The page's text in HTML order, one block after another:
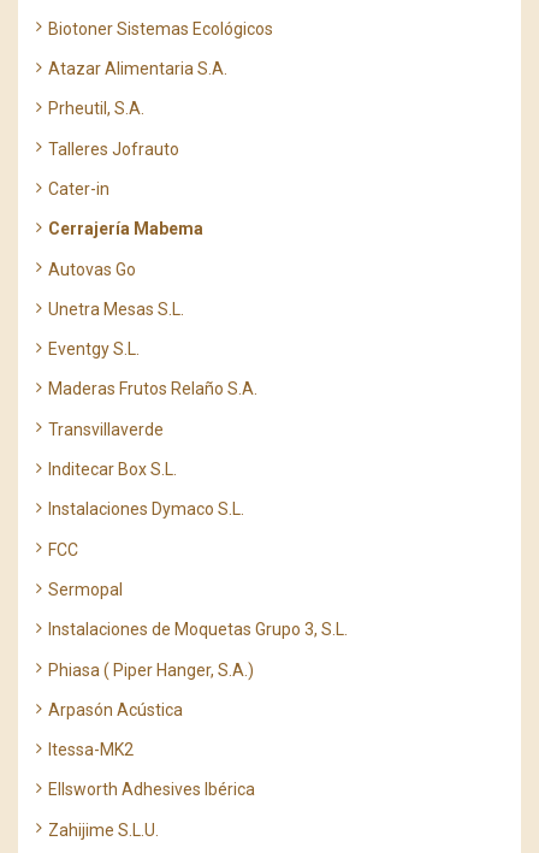
Biotoner Sistemas Ecológicos
Atazar Alimentaria S.A.
Prheutil, S.A.
Talleres Jofrauto
Cater-in
Cerrajería Mabema
Autovas Go
Unetra Mesas S.L.
Eventgy S.L.
Maderas Frutos Relaño S.A.
Transvillaverde
Inditecar Box S.L.
Instalaciones Dymaco S.L.
FCC
Sermopal
Instalaciones de Moquetas Grupo 3, S.L.
Phiasa ( Piper Hanger, S.A.)
Arpasón Acústica
Itessa-MK2
Ellsworth Adhesives Ibérica
Zahijime S.L.U.